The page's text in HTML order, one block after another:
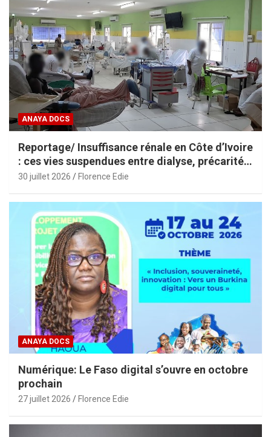
ANAYA DOCS
Reportage/ Insuffisance rénale en Côte d’Ivoire
: ces vies suspendues entre dialyse, précarité
et espoir
30 juillet 2026 Florence Edie
ANAYA DOCS
Numérique: Le Faso digital s’ouvre en octobre
prochain
27 juillet 2026 Florence Edie